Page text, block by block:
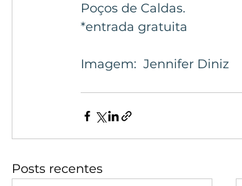
Poços de Caldas.
*entrada gratuita
Imagem:  Jennifer Diniz
Posts recentes